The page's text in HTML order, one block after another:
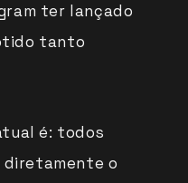
ter lançado
tanto
é: todos
diretamente o